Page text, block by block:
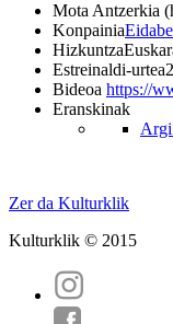
Mota Antzerkia
Konpainia
Hizkuntza
Estreinaldi-urtea
Bideoa https://
Eranskinak
Argi
Zer da Kulturklik
Kulturklik © 2015